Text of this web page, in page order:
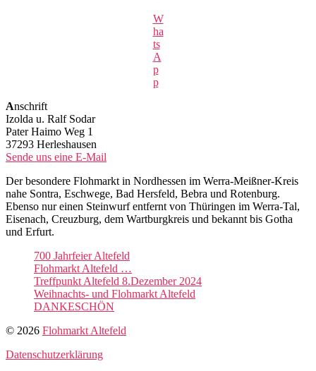
W
ha
ts
A
p
p
Anschrift
Izolda u. Ralf Sodar
Pater Haimo Weg 1
37293 Herleshausen
Sende uns eine E-Mail
Der besondere Flohmarkt in Nordhessen im Werra-Meißner-Kreis
nahe Sontra, Eschwege, Bad Hersfeld, Bebra und Rotenburg.
Ebenso nur einen Steinwurf entfernt von Thüringen im Werra-Tal,
Eisenach, Creuzburg, dem Wartburgkreis und bekannt bis Gotha
und Erfurt.
700 Jahrfeier Altefeld
Flohmarkt Altefeld …
Treffpunkt Altefeld 8.Dezember 2024
Weihnachts- und Flohmarkt Altefeld
DANKESCHÖN
© 2026 Flohmarkt Altefeld
Datenschutzerklärung